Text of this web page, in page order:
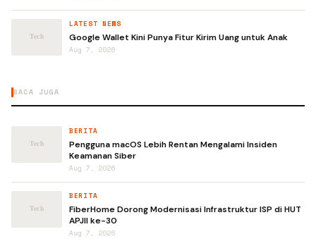
LATEST NEWS
Google Wallet Kini Punya Fitur Kirim Uang untuk Anak
Aug 7, 2026
BACA JUGA
BERITA
Pengguna macOS Lebih Rentan Mengalami Insiden
Keamanan Siber
Aug 7, 2026
BERITA
FiberHome Dorong Modernisasi Infrastruktur ISP di HUT
APJII ke-30
Aug 7, 2026